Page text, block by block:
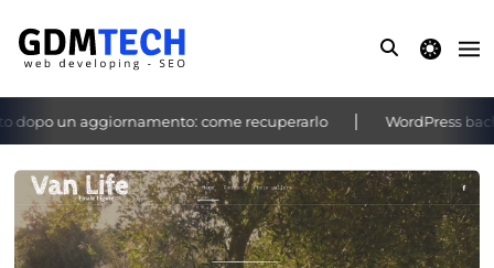
theme
dopo un aggiornamento: come recuperarlo WordPress
‹ ›